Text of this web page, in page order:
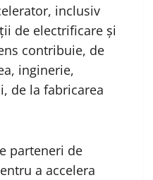
inclusiv
de electrificare și
contribuie, de
inginerie,
de la fabricarea
parteneri de
a accelera